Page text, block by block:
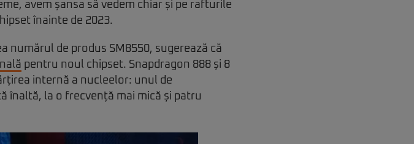
avem șansa să vedem chiar și pe rafturile
înainte de 2023.
numărul de produs SM8550, sugerează că
pentru noul chipset. Snapdragon 888 și 8
internă a nucleelor: unul de
la o frecvență mai mică și patru